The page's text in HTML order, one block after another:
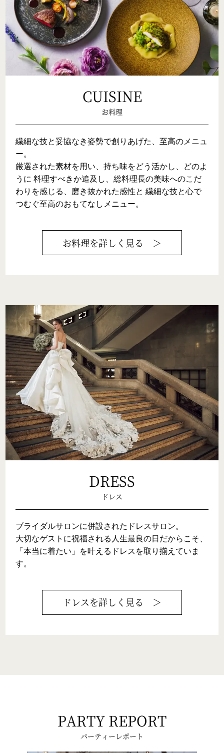
CUISINE
お料理
繊細な技と妥協なき姿勢で創りあげた、至高のメニュ
ー。
厳選された素材を用い、持ち味をどう活かし、どのよ
うに 料理すべきか追及し、総料理長の美味へのこだ
わりを感じる、磨き抜かれた感性と 繊細な技と心で
つむぐ至高のおもてなしメニュー。
お料理を詳しく見る ＞
DRESS
ドレス
ブライダルサロンに併設されたドレスサロン。
大切なゲストに祝福される人生最良の日だからこそ、
「本当に着たい」を叶えるドレスを取り揃えていま
す。
ドレスを詳しく見る ＞
PARTY REPORT
パーティーレポート